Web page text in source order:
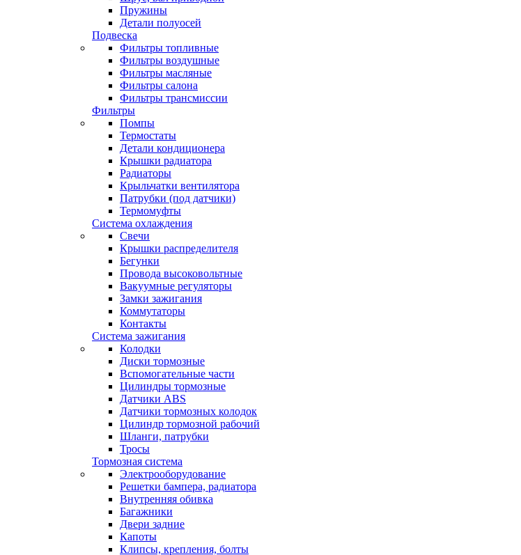
Пружины
Детали полуосей
Подвеска
Фильтры топливные
Фильтры воздушные
Фильтры масляные
Фильтры салона
Фильтры трансмиссии
Фильтры
Помпы
Термостаты
Детали кондиционера
Крышки радиатора
Радиаторы
Крыльчатки вентилятора
Патрубки (под датчики)
Термомуфты
Система охлаждения
Свечи
Крышки распределителя
Бегунки
Провода высоковольтные
Вакуумные регуляторы
Замки зажигания
Коммутаторы
Контакты
Система зажигания
Колодки
Диски тормозные
Вспомогательные части
Цилиндры тормозные
Датчики ABS
Датчики тормозных колодок
Цилиндр тормозной рабочий
Шланги, патрубки
Тросы
Тормозная система
Электрооборудование
Решетки бампера, радиатора
Внутренняя обивка
Багажники
Двери задние
Капоты
Клипсы, крепления, болты